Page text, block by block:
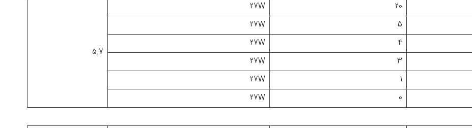
20
27W
5.7
5
27W
4
27W
3
27W
1
27W
0
27W